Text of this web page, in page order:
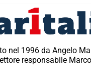
nel 1996 da Angelo
responsabile